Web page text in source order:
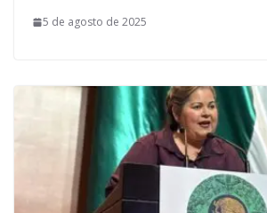
5 de agosto de 2025